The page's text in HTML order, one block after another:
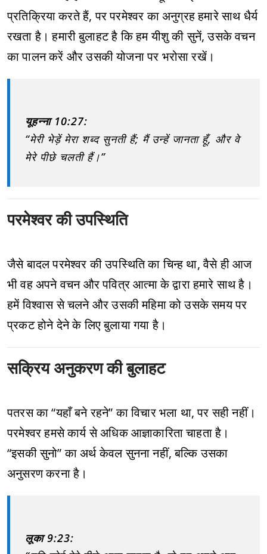
प्रतिक्रिया करते हैं, पर परमेश्वर का अनुग्रह हमारे साथ धैर्य
रखता है। हमारी बुलाहट है कि हम यीशु की सुनें, उसके वचन
का पालन करें और उसकी योजना पर भरोसा रखें।
यूहन्ना 10:27:
“मेरी भेड़ें मेरा शब्द सुनती हैं; मैं उन्हें जानता हूँ, और वे
मेरे पीछे चलती हैं।”
परमेश्वर की उपस्थिति
जैसे बादल परमेश्वर की उपस्थिति का चिन्ह था, वैसे ही आज
भी वह अपने वचन और पवित्र आत्मा के द्वारा हमारे साथ है।
हमें विश्वास से चलने और उसकी महिमा को उसके समय पर
प्रकट होने देने के लिए बुलाया गया है।
सक्रिय अनुकरण की बुलाहट
पतरस का “यहाँ बने रहने” का विचार भला था, पर सही नहीं।
परमेश्वर हमसे कार्य से अधिक आज्ञाकारिता चाहता है।
“इसकी सुनो” का अर्थ केवल सुनना नहीं, बल्कि उसका
अनुसरण करना है।
लूका 9:23: